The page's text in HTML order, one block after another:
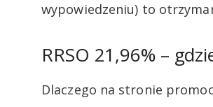
wypowiedzeniu) to
RRSO 21,96% –
Dlaczego na stronie